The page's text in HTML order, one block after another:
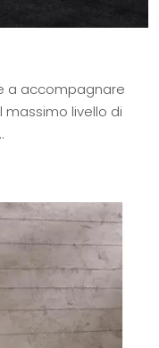
a accompagnare
livello di